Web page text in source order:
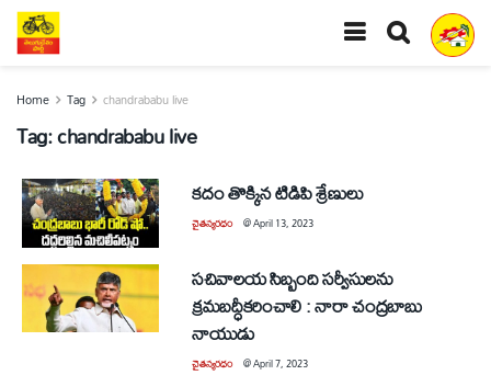
Home Tag chandrababu live
Tag:chandrababu live
కదం తొక్కిన టిడిపి శ్రేణులు
చైతన్యరధం @April 13, 2023
సచివాలయ సిబ్బంది సర్వీసులను
క్రమబద్ధీకరించాలి : నారా చంద్రబాబు
నాయుడు
చైతన్యరధం @April 7, 2023